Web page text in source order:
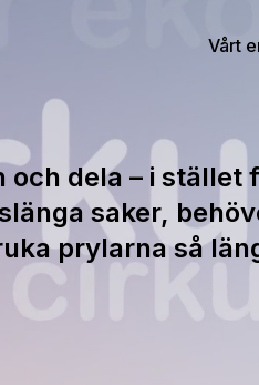
Vårt
dela – i stället
saker,
prylarna så